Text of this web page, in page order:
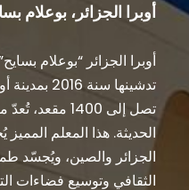
أوبرا الجزائر، بوعلام
أوبرا الجزائر “بوعلام
تدشينها
تصل إلى 1400
الحديثة. هذا المعلم
الجزائر والصين، ويُجسّد
الثقافي وتوسيع فضاءات